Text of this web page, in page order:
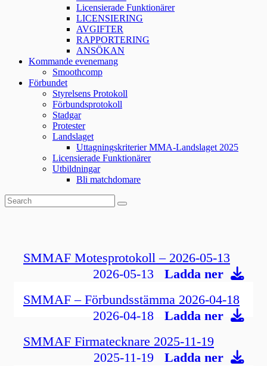
Licensierade Funktionärer
LICENSIERING
AVGIFTER
RAPPORTERING
ANSÖKAN
Kommande evenemang
Smoothcomp
Förbundet
Styrelsens Protokoll
Förbundsprotokoll
Stadgar
Protester
Landslaget
Uttagningskriterier MMA-Landslaget 2025
Licensierade Funktionärer
Utbildningar
Bli matchdomare
SMMAF Motesprotokoll – 2026-05-13
2026-05-13 Ladda ner
SMMAF – Förbundsstämma 2026-04-18
2026-04-18 Ladda ner
SMMAF Firmatecknare 2025-11-19
2025-11-19 Ladda ner